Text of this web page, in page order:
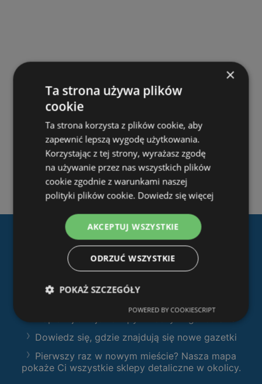
Pobierz naszą aplikację
Ofertolino.pl
Filtruj sklepy według kategorii i przeglądaj
Dowiedz się, gdzie znajdują się nowe gazetki
Pierwszy raz w nowym mieście? Nasza mapa
pokaże Ci wszystkie sklepy detaliczne w okolicy.
×
Ta strona używa plików
cookie
Ta strona korzysta z plików cookie, aby
zapewnić lepszą wygodę użytkowania.
Korzystając z tej strony, wyrażasz zgodę
na używanie przez nas wszystkich plików
cookie zgodnie z warunkami naszej
polityki plików cookie. Dowiedz się więcej
AKCEPTUJ WSZYSTKIE
ODRZUĆ WSZYSTKIE
POKAŻ SZCZEGÓŁY
POWERED BY COOKIESCRIPT